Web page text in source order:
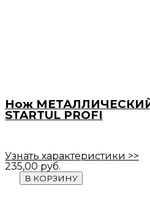
Нож МЕТАЛЛИЧЕСКИЙ
STARTUL PROFI
Узнать характеристики >>
235,00 руб.
В КОРЗИНУ